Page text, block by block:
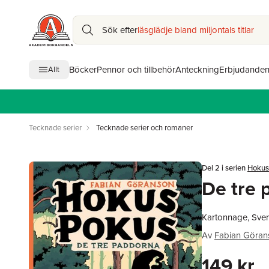
Sök efterläsglädje bland miljontals titlar
Allt BöckerPennor och tillbehörAnteckningErbjudanden
Tecknade serier Tecknade serier och romaner
Del 2 i serien
De tre
Kartonnage,
Av Fabian